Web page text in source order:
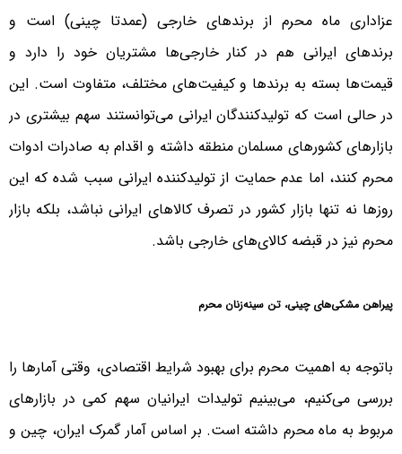
عزاداری ماه محرم از برندهای خارجی (عمدتا چینی) است و
برندهای ایرانی هم در کنار خارجی‌ها مشتریان خود را دارد و
قیمت‌ها بسته به برندها و کیفیت‌های مختلف، متفاوت است. این
در حالی است که تولیدکنندگان ایرانی می‎‌توانستند سهم بیشتری در
بازارهای کشورهای مسلمان منطقه داشته و اقدام به صادرات ادوات
محرم کنند، اما عدم حمایت از تولیدکننده ایرانی سبب شده که این
روزها نه تنها بازار کشور در تصرف کالاهای ایرانی نباشد، بلکه بازار
محرم نیز در قبضه کالای‌های خارجی باشد.
پیراهن مشکی‌های چینی، تن سینه‌زنان محرم
باتوجه به اهمیت محرم برای بهبود شرایط اقتصادی، وقتی آمارها را
بررسی می‌کنیم، می‌بینیم تولیدات ایرانیان سهم کمی در بازارهای
مربوط به ماه محرم داشته است. بر اساس آمار گمرک ایران، چین و